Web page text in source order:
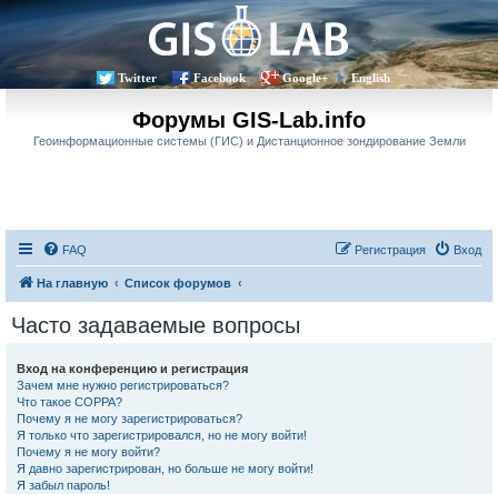
Twitter Facebook Google+ English
Форумы GIS-Lab.info
Геоинформационные системы (ГИС) и Дистанционное зондирование Земли
FAQ Вход
Регистрация
На главную Список форумов
Часто задаваемые вопросы
Вход на конференцию и регистрация
Зачем мне нужно регистрироваться?
Что такое COPPA?
Почему я не могу зарегистрироваться?
Я только что зарегистрировался, но не могу войти!
Почему я не могу войти?
Я давно зарегистрирован, но больше не могу войти!
Я забыл пароль!